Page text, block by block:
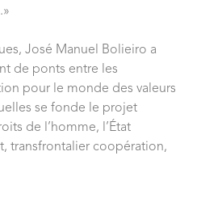
José Manuel Bolieiro a
de ponts entre les
pour le monde des valeurs
se fonde le projet
de l’homme, l’État
transfrontalier coopération,